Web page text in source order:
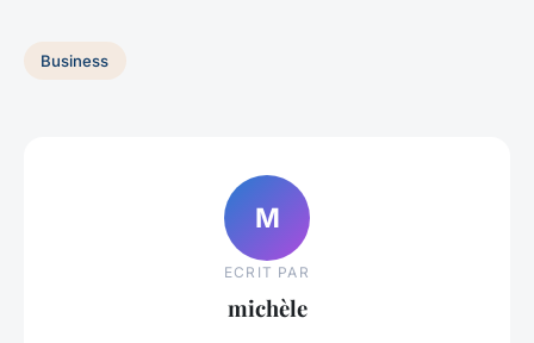
Business
M
ECRIT PAR
michèle